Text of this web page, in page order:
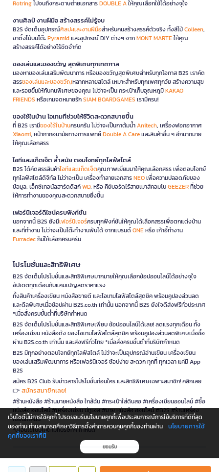
Rotringไปจนถึงกระดาษถ่ายเอกสารDOUBLE Aให้คุณเลือกใช้ได้อย่างจุใจ
งานศิลป์ งานฝีมือ สร้างสรรค์ไม่รู้จบ
B2S จัดเต็มอุปกรณ์ศิลปะและงานฝีมือสำหรับคนสร้างสรรค์ตัวจริง ทั้งสีไม้Colleen,
ขาตั้งไม้บนโต๊ะPyramidและอุปกรณ์ DIY ต่างๆ จากMONT MARTEให้คุณ
สร้างสรรค์ได้อย่างไร้ขีดจำกัด
ของเล่นและของขวัญ สุดพิเศษทุกเทศกาล
มองหาของเล่นเสริมพัฒนาการ หรือของขวัญสุดพิเศษสำหรับทุกโอกาส B2S เราคัด
สรรของเล่นและของขวัญหลากหลายสไตล์ เหมาะสำหรับทุกเพศทุกวัย สร้างความสุข
และรอยยิ้มให้กับคนพิเศษของคุณ ไม่ว่าจะเป็น กระเป๋าเก็บอุณหภูมิKAKAO
FRIENDS หรือเกมจดหมายรักSIAM BOARDGAMES เรามีครบ!
ของใช้ในบ้าน ไอเทมที่ช่วยให้ชีวิตสะดวกสบายขึ้น
ที่ B2S เรามีของใช้ในบ้านครบครัน ไม่ว่าจะเป็นกาต้มน้ำAnitech, เครื่องฟอกอากาศ
Xiaomi, หน้ากากอนามัยทางการแพทย์Double A Careและสินค้าอื่น ๆ อีกมากมาย
ให้คุณเลือกสรร
ไอทีและแก็ดเจ็ต ล้ำสมัย ตอบโจทย์ทุกไลฟ์สไตล์
B2S ได้คัดสรรสินค้าไอทีและแก็ดเจ็ตคุณภาพเยี่ยมมาให้คุณเลือกสรร เพื่อตอบโจทย์
ทุกไลฟ์สไตล์ดิจิทัล ไม่ว่าจะเป็น เครื่องทำลายเอกสารNEOเพื่อความปลอดภัยของ
ข้อมูล, เอ็กซ์เทอนัลฮาร์ดดิสก์WD, หรือ คีย์บอร์ดไร้สายเมาส์คอมโบGEEZERที่ช่วย
ให้การทำงานของคุณสะดวกสบายยิ่งขึ้น
เฟอร์นิเจอร์ดีไซน์ครบฟังก์ชั่น
นอกจากนี้ B2S ยังมีเฟอร์นิเจอร์ครบทุกฟังก์ชันให้คุณได้เลือกสรรเพื่อตกแต่งบ้าน
และที่ทำงาน ไม่ว่าจะเป็นโต๊ะทำงานพับได้ จากแบรนด์ONEหรือ เก้าอี้ทำงาน
Furradecก็มีให้เลือกครบครัน
โปรโมชั่นและสิทธิพิเศษ
B2S จัดเต็มโปรโมชั่นและสิทธิพิเศษมากมายให้คุณเลือกช้อปออนไลน์ได้อย่างจุใจ
อัปเดตทุกเดือนกับแคมเปญลดราคาแรง
ทั้งสินค้าเครื่องเขียน หนังสือขายดี และไอเทมไลฟ์สไตล์สุดชิค พร้อมคูปองส่วนลด
และดีลพิเศษเมื่อช้อปผ่าน B2S.co.th เท่านั้น นอกจากนี้ B2S ยังใจดีส่งฟรีทั่วประเทศ
*เมื่อสั่งครบขั้นต่ำที่บริษัทกำหนด
B2S จัดเต็มโปรโมชั่นและสิทธิพิเศษเพียบ ช้อปออนไลน์ได้เลย! ลดแรงทุกเดือน ทั้ง
เครื่องเขียน หนังสือดัง ของไอเทมไลฟ์สไตล์สุดชิค พร้อมคูปองส่วนลดพิเศษเมื่อซื้อ
ผ่าน B2S.co.th เท่านั้น และส่งฟรีทั่วไทย *เมื่อสั่งครบขั้นต่ำที่บริษัทกำหนด
B2S มีทุกอย่างตอบโจทย์ทุกไลฟ์สไตล์ ไม่ว่าจะเป็นอุปกรณ์อ่านเขียน เครื่องเขียน
ของเล่นเสริมพัฒนาการ หรือเฟอร์นิเจอร์ ช้อปง่าย สะดวก ทุกที่ ทุกเวลา แค่มี App
B2S
สมัคร B2S Club รับข่าวสารโปรโมชั่นก่อนใคร และสิทธิพิเศษเฉพาะสมาชิก! คลิกเลย
👉 สมัครสมาชิกเลย!
#ร้านหนังสือ #ร้านขายหนังสือ ใกล้ฉัน #กระเป๋าใส่ดินสอ #เครื่องเขียนออนไลน์ #ซื้อ
หนังสือ ออนไลน์ #เครื่องเขียน บีทูเอส #ขาย หนังสือ ออนไลน์ #B2S #ร้านเครื่อง
เขียนใกล้ฉัน
*เงื่อนไขเป็นไปตามที่บริษัทฯ กำหนด
is a company operating under
เว็บไซต์นี้มีการใช้คุกกี้ โปรดยอมรับนโยบายคุกกี้เพื่อประสบการณ์การใช้บริการที่ดีที่สุด
ของท่าน ท่านสามารถศึกษาวิธีการตั้งค่าการควบคุมคุกกี้ของท่านผ่าน
นโยบายการใช้
คุกกี้ของเราที่นี่
ยอมรับ